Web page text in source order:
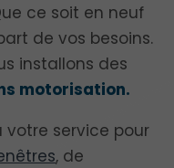
ce soit en neuf
de vos besoins.
installons des
motorisation.
service pour
, de